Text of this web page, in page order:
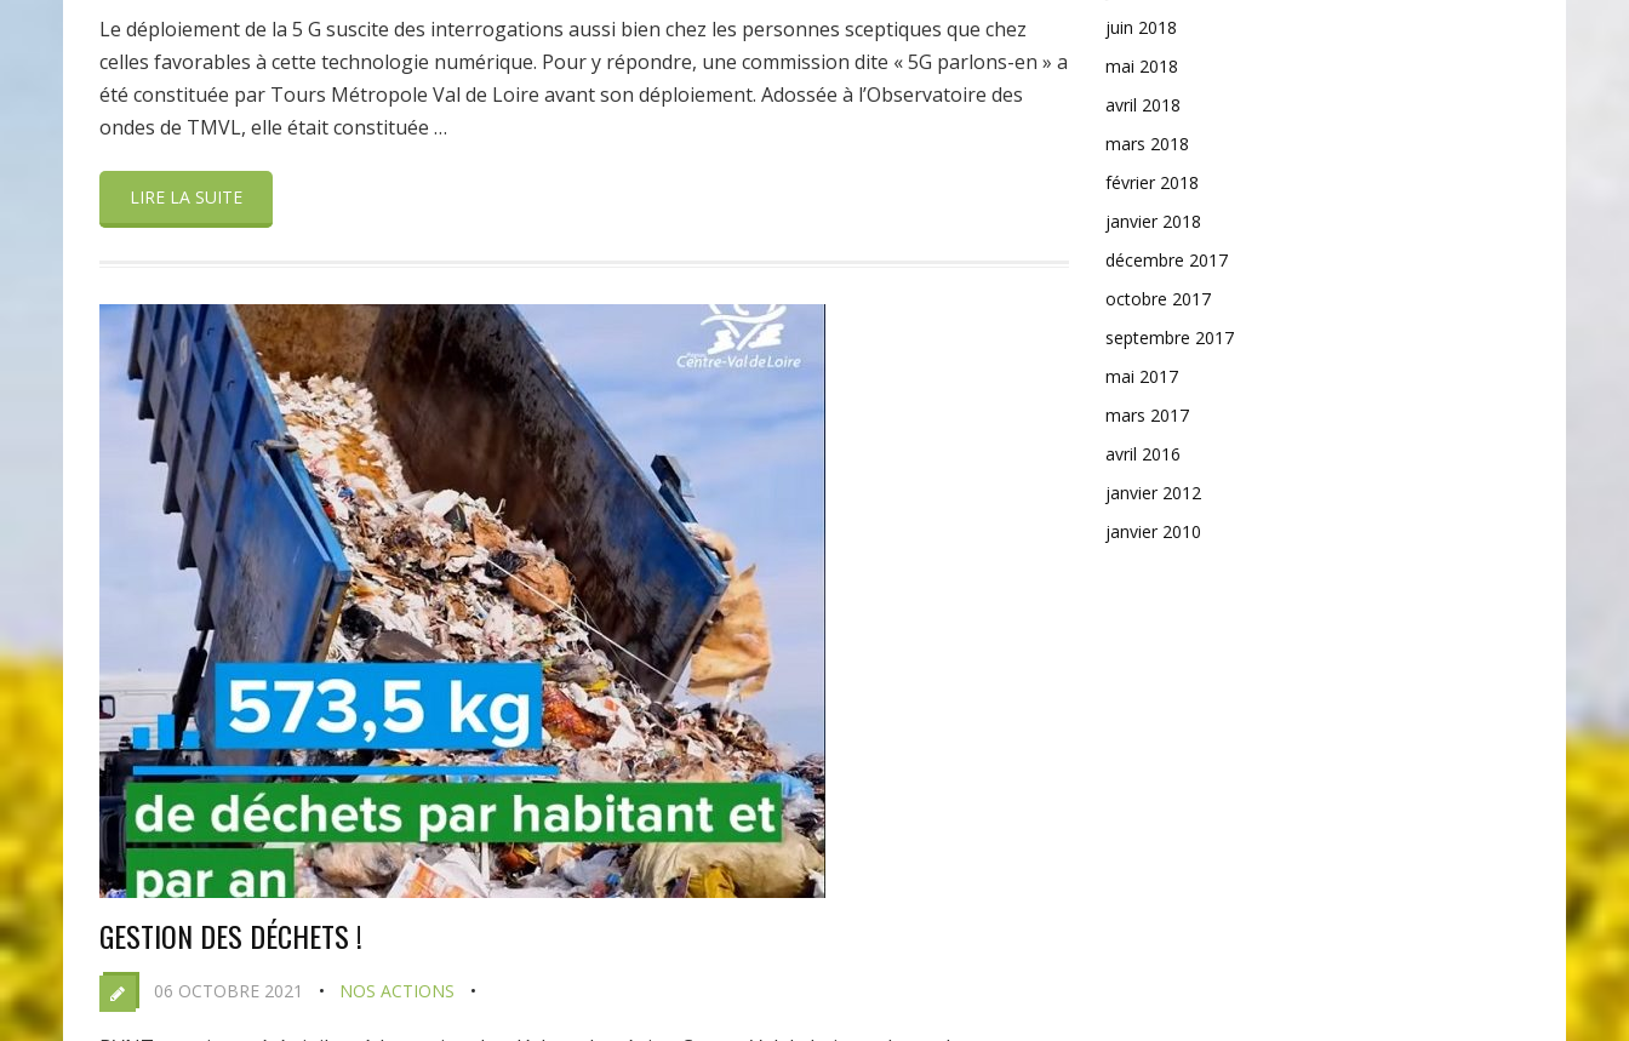
Le déploiement de la 5 G suscite des interrogations aussi bien chez les personnes sceptiques que chez
celles favorables à cette technologie numérique. Pour y répondre, une commission dite « 5G parlons-en » a
été constituée par Tours Métropole Val de Loire avant son déploiement. Adossée à l’Observatoire des
ondes de TMVL, elle était constituée …
LIRE LA SUITE
GESTION DES DÉCHETS !
06 OCTOBRE 2021 NOS ACTIONS
juin 2018
mai 2018
avril 2018
mars 2018
février 2018
janvier 2018
décembre 2017
octobre 2017
septembre 2017
mai 2017
mars 2017
avril 2016
janvier 2012
janvier 2010